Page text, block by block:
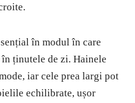
în modul în care
ținutele de zi. Hainele
iar cele prea largi pot
echilibrate, ușor